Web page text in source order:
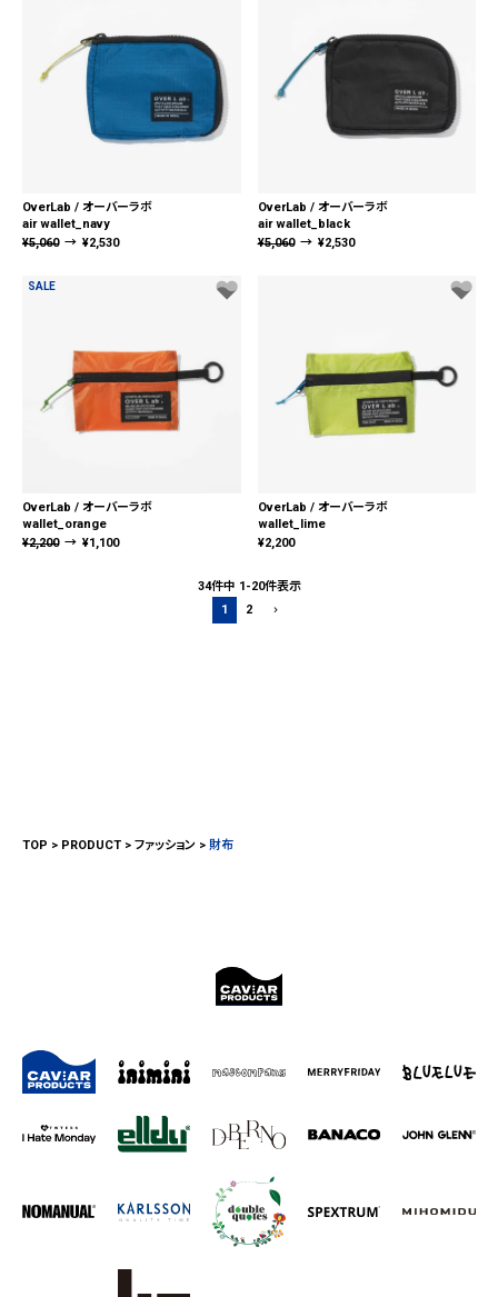
OverLab / オーバーラボ
air wallet_navy
¥5,060 → ¥2,530
OverLab / オーバーラボ
air wallet_black
¥5,060 → ¥2,530
SALE
OverLab / オーバーラボ
wallet_orange
¥2,200 → ¥1,100
OverLab / オーバーラボ
wallet_lime
¥2,200
34件中 1-20件表示
1
2
TOP PRODUCT ファッション 財布